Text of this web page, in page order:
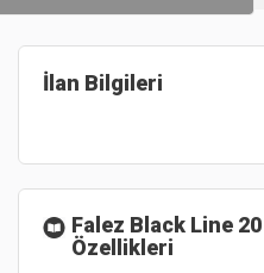
İlan Bilgileri
Falez Black Line
Özellikleri